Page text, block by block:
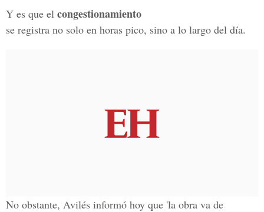
Y es que el congestionamiento
se registra no solo en horas pico, sino a lo largo del día.
No obstante, Avilés informó hoy que 'la obra va de